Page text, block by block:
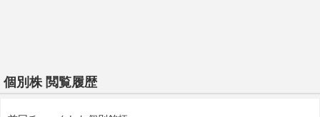
個別株 閲覧履歴